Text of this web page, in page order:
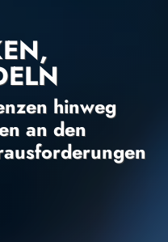
hinweg
an den